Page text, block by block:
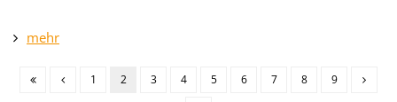
mehr
1 2 3 4 5 6 7 8 9